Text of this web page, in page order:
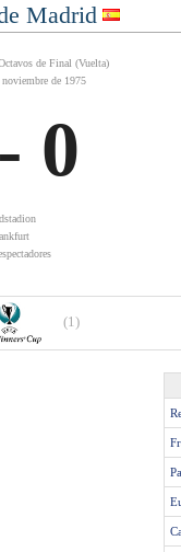
Madrid
de Final (Vuelta)
de 1975
0
(1)